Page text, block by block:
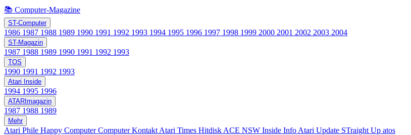
📚 Computer-Magazine
ST-Computer
1986 1987 1988 1989 1990 1991 1992 1993 1994 1995 1996 1997 1998 1999 2000 2001 2002 2003 2004
ST-Magazin
1987 1988 1989 1990 1991 1992 1993
TOS
1990 1991 1992 1993
Atari Inside
1994 1995 1996
ATARImagazin
1987 1988 1989
Mehr
Atari Phile Happy ComputerComputer Kontakt Atari Times Hitdisk ACE NSW Inside Info Atari Update STraight Up atos